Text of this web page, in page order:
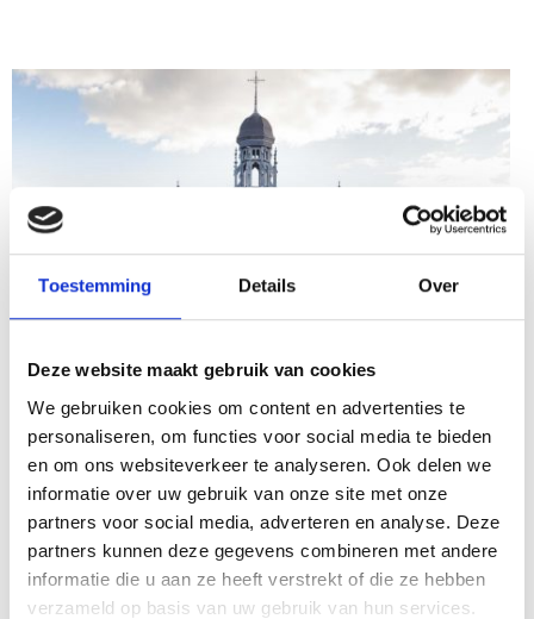
Toestemming Details Over
Deze website maakt gebruik van cookies
We gebruiken cookies om content en advertenties te
personaliseren, om functies voor social media te bieden
en om ons websiteverkeer te analyseren. Ook delen we
informatie over uw gebruik van onze site met onze
partners voor social media, adverteren en analyse. Deze
partners kunnen deze gegevens combineren met andere
informatie die u aan ze heeft verstrekt of die ze hebben
verzameld op basis van uw gebruik van hun services.